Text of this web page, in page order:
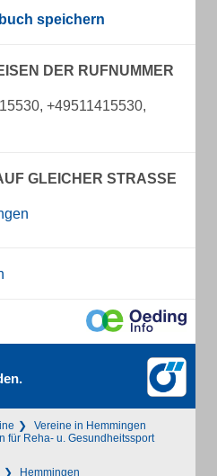
speichern
DER RUFNUMMER
+49511415530,
GLEICHER STRASSE
Vereine in Hemmingen
für Reha- u. Gesundheitssport
Hemmingen